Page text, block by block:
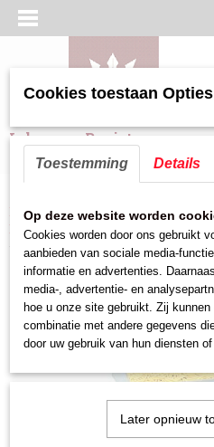
Inloggen Registreren
Home>Keuken hulpmiddelen>Friet
Frites uitschepbak 70 cm
Cookies toestaan Opties
Toestemming Details
Op deze website worden
Cookies worden door ons gebruikt
aanbieden van sociale media-
informatie en advertenties.
media-, advertentie- en
hoe u onze site gebruikt. Zij
combinatie met andere gegevens
door uw gebruik van hun diensten
Later opnieuw